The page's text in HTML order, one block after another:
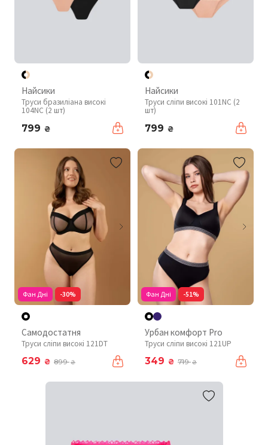
Найсики
Труси бразиліана високі
104NC (2 шт)
799 ₴
Найсики
Труси сліпи високі 101NC (2
шт)
799 ₴
Фан Дні -30%
Самодостатня
Труси сліпи високі 121DT
629 ₴ 899₴
Фан Дні -51%
Урбан комфорт Pro
Труси сліпи високі 121UP
349 ₴ 719₴